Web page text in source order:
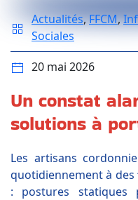
Actualités,FFCM,
Sociales
20 mai 2026
Un constat
solutions à
Les artisans
quotidiennement à des
: postures statiques